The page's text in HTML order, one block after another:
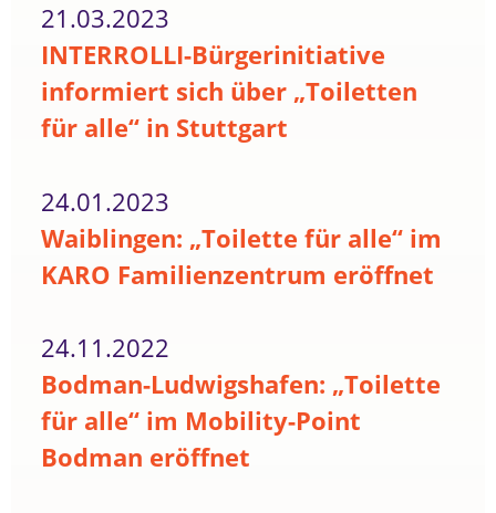
21.03.2023
INTERROLLI-Bürgerinitiative
informiert sich über „Toiletten
für alle“ in Stuttgart
24.01.2023
Waiblingen: „Toilette für alle“ im
KARO Familienzentrum eröffnet
24.11.2022
Bodman-Ludwigshafen: „Toilette
für alle“ im Mobility-Point
Bodman eröffnet